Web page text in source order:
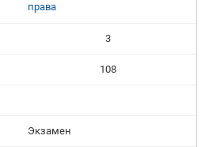
права
3
108
Экзамен